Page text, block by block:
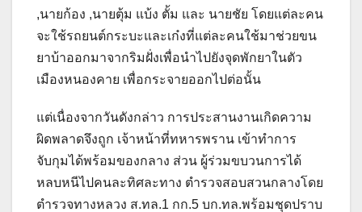
,นายก้อง ,นายตุ้ม แบ้ง ตั้ม และ นายชัย โดยแต่ละคน
จะใช้รถยนต์กระบะและเก๋งที่แต่ละคนใช้มาช่วยขน
ยาบ้าออกมาจากริมฝั่งเพื่อนำไปยังจุดพักยาในตัว
เมืองหนองคาย เพื่อกระจายออกไปต่อนั้น
แต่เนื่องจากวันดังกล่าว การประสานงานเกิดความ
ผิดพลาดจึงถูก เจ้าหน้าที่ทหารพราน เข้าทำการ
จับกุมได้พร้อมของกลาง ส่วน ผู้ร่วมขบวนการได้
หลบหนีไปคนละทิศละทาง ตำรวจสอบสวนกลางโดย
ตำรวจทางหลวง ส.ทล.1 กก.5 บก.ทล.พร้อมชุดปราบ